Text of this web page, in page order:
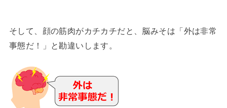
そして、顔の筋肉がカチカチだと、脳みそは「外は非常
事態だ！」と勘違いします。